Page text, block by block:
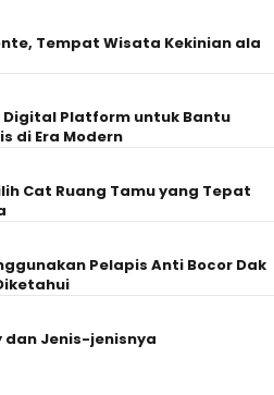
Tempat Wisata Kekinian ala
Digital Platform untuk Bantu
di Era Modern
Cat Ruang Tamu yang Tepat
Pelapis Anti Bocor Dak
dan Jenis-jenisnya